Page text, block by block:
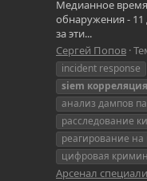
Медианное
обнаружения -
за эти...
Сергей Попов
incident response
siem корреляция
анализ дампов
расследование
реагирование
цифровая
Арсенал